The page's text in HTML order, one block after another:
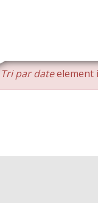
Tri par dateelement